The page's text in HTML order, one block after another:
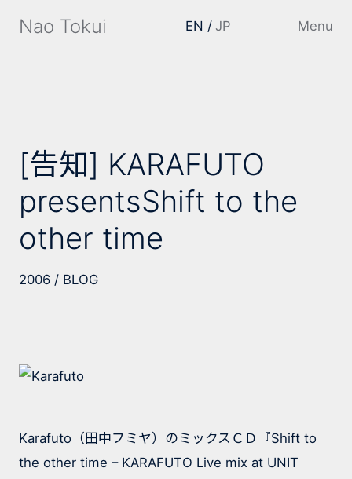
Nao Tokui EN JP Menu
[告知] KARAFUTO
presentsShift to the
other time
2006 BLOG
Karafuto（田中フミヤ）のミックスＣＤ『Shift to
the other time – KARAFUTO Live mix at UNIT